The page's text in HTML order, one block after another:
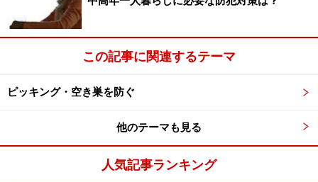
（鍵をかけるつまみ）」を動かして、ドアの外にいなが
らにして内側からドアを開ける手口です。
「サムターン回し」は、すでに述べたようにドアの隙間
などから針金様のものを差し込んで、内側から開錠する
ように、ホテルによっては、翌朝の朝刊をドア下の隙間
から室内に入れられている場合があります。事前に申し
込みが必要な場合もあるでしょう。
この記事に関連するテーマ
ピッキング・空き巣を防ぐ
他のテーマも見る
人気記事ランキング